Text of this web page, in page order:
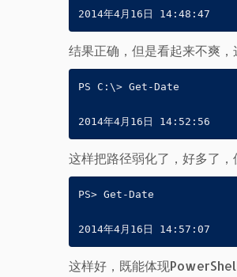
2014年4月16日 14:48:47
结果正确，但是看起来不爽
PS C:\> Get-Date
2014年4月16日 14:52:56
这样把路径弱化了，好多了
PS> Get-Date
2014年4月16日 14:57:07
这样好，既能体现